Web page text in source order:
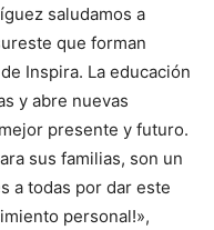
saludamos a
que forman
Inspira. La educación
y abre nuevas
presente y futuro.
sus familias, son un
a todas por dar este
personal!»,